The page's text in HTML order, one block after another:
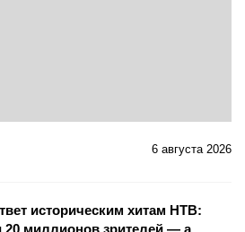
6 августа 2026
историческим хитам НТВ:
20 миллионов зрителей — а